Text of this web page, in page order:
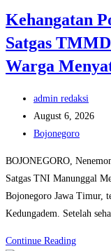
Ketika
Satgas
129
Membuka
Anak-
Anak
Kesongo
Kehangatan
Satgas
Warga
Post
author:
admin redaksi
Post
published:
August 6, 2026
Post
Bojonegoro
BOJONEGORO,
Satgas TNI Manunggal
Bojonegoro Jawa Timur,
Kedungadem. Setelah
Continue Reading